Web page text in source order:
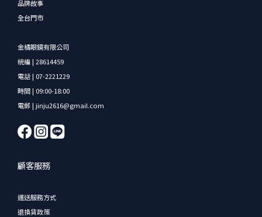
品牌故事
全台門市
金橘眼鏡有限公司
統編 | 28614459
電話 | 07-2221229
時間 | 09:00-18:00
電郵 | jinju2616@gmail.com
顧客服務
運送服務方式
退換貨政策